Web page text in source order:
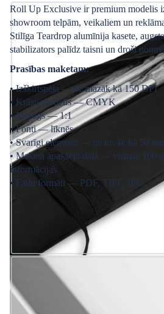
Roll Up Exclusive ir premium modelis
showroom telpām, veikaliem un
Stilīga Teardrop alumīnija kasete,
stabilizators palīdz taisni un droši
Prasības maketam:
• Izšķirtspēja — ne mazāk kā 150 DPI
• Krāsu modelis — CMYK
• Mērogs — 1:1
• Fonti — līknēs
• Svarīgi elementi — ne tuvāk kā 50
• Maketa apakšējā daļā — vismaz 100
informācijas
• Failu formāti — PDF, TIFF, JPG